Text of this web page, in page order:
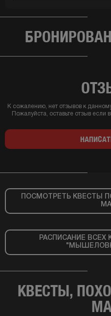
К сожалению, нет отзывов к
Пожалуйста, оставьте отзыв если
ПОСМОТРЕТЬ КВЕСТЫ
РАСПИСАНИЕ ВСЕХ
КВЕСТЫ,